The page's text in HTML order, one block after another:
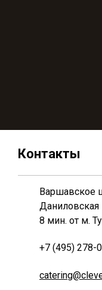
Контакты
Варшавское
8 мин. от м.
+7 (495) 278-